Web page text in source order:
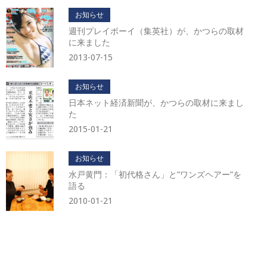
イ
ブ
お知らせ
週刊プレイボーイ（集英社）が、かつらの取材
に来ました
2013-07-15
お知らせ
日本ネット経済新聞が、かつらの取材に来まし
た
2015-01-21
お知らせ
水戸黄門：「初代格さん」と”ワンズヘアー”を
語る
2010-01-21